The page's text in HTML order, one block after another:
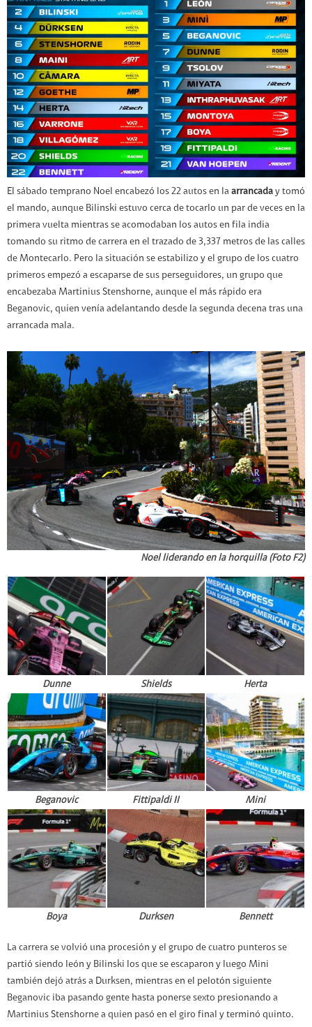
El sábado temprano Noel encabezó los 22 autos en la arrancada y tomó
el mando, aunque Bilinski estuvo cerca de tocarlo un par de veces en la
primera vuelta mientras se acomodaban los autos en fila india
tomando su ritmo de carrera en el trazado de 3,337 metros de las calles
de Montecarlo. Pero la situación se estabilizo y el grupo de los cuatro
primeros empezó a escaparse de sus perseguidores, un grupo que
encabezaba Martinius Stenshorne, aunque el más rápido era
Beganovic, quien venía adelantando desde la segunda decena tras una
arrancada mala.
Noel liderando en la horquilla (Foto F2)
Dunne Shields Herta
Beganovic Fittipaldi II Mini
Boya Durksen Bennett
La carrera se volvió una procesión y el grupo de cuatro punteros se
partió siendo león y Bilinski los que se escaparon y luego Mini
también dejó atrás a Durksen, mientras en el pelotón siguiente
Beganovic iba pasando gente hasta ponerse sexto presionando a
Martinius Stenshorne a quien pasó en el giro final y terminó quinto.